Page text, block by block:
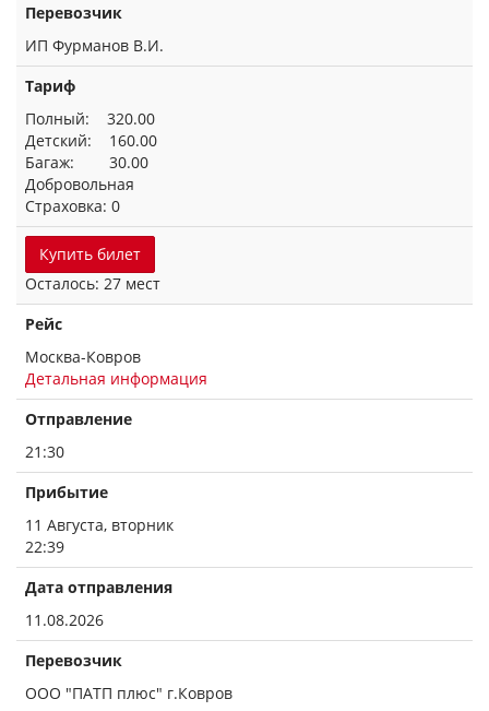
Перевозчик
ИП Фурманов В.И.
Тариф
Полный: 320.00
Детский: 160.00
Багаж: 30.00
Добровольная
Страховка: 0
Купить билет
Осталось: 27 мест
Рейс
Москва-Ковров
Детальная информация
Отправление
21:30
Прибытие
11 Августа, вторник
22:39
Дата отправления
11.08.2026
Перевозчик
ООО "ПАТП плюс" г.Ковров